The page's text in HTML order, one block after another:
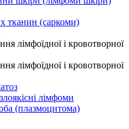
тканин (саркоми)
лімфоїдної і кровотворної
лімфоїдної і кровотворної
лімфоми
(плазмоцитома)